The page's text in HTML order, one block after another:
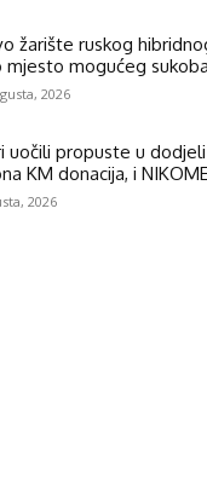
žarište ruskog
mjesto mogućeg
2026
uočili propuste u
KM donacija, i
2026